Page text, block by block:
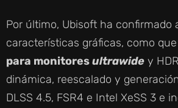
Por último, Ubisoft ha confirmado
características gráficas, como
para monitoresultrawide y
dinámica, reescalado y
DLSS 4.5, FSR4 e Intel XeSS 3 e